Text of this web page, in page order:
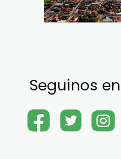
Seguinos